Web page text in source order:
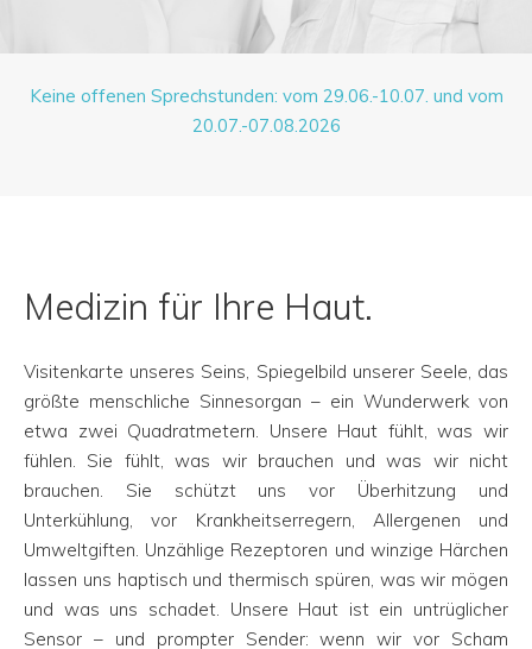
Keine offenen Sprechstunden: vom 29.06.-10.07. und vom
20.07.-07.08.2026
Medizin für Ihre Haut.
Visitenkarte unseres Seins, Spiegelbild unserer Seele, das
größte menschliche Sinnesorgan – ein Wunderwerk von
etwa zwei Quadratmetern. Unsere Haut fühlt, was wir
fühlen. Sie fühlt, was wir brauchen und was wir nicht
brauchen. Sie schützt uns vor Überhitzung und
Unterkühlung, vor Krankheitserregern, Allergenen und
Umweltgiften. Unzählige Rezeptoren und winzige Härchen
lassen uns haptisch und thermisch spüren, was wir mögen
und was uns schadet. Unsere Haut ist ein untrüglicher
Sensor – und prompter Sender: wenn wir vor Scham